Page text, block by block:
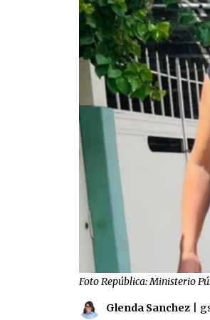
Foto República: Ministerio
Glenda Sanchez